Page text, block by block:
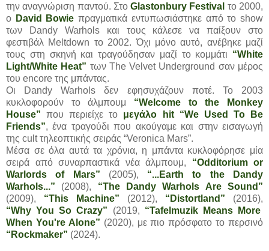
την αναγνώριση παντού. ΣτοGlastonbury Festival το 2000,
o David Bowie πραγματικά εντυπωσιάστηκε από το show
των Dandy Warhols και τους κάλεσε να παίξουν στο
φεστιβάλ Meltdown το 2002. Όχι μόνο αυτό, ανέβηκε μαζί
τους στη σκηνή και τραγούδησαν μαζί το κομμάτι “White
Light/White Heat” των The Velvet Underground σαν μέρος
του encore της μπάντας.
Οι Dandy Warhols δεν εφησυχάζουν ποτέ. Το 2003
κυκλοφορούν το άλμπουμ “Welcome to the Monkey
House” που περιείχε το μεγάλο hit “We Used To Be
Friends”, ένα τραγούδι που ακούγαμε και στην εισαγωγή
της cult τηλεοπτικής σειράς “Veronica Mars”.
Μέσα σε όλα αυτά τα χρόνια, η μπάντα κυκλοφόρησε μία
σειρά από συναρπαστικά νέα άλμπουμ, “Odditorium or
Warlords of Mars” (2005), “...Earth to the Dandy
Warhols...” (2008), “The Dandy Warhols Are Sound”
(2009), “This Machine” (2012), “Distortland” (2016),
“Why You So Crazy” (2019, “Tafelmuzik Means More
When You're Alone” (2020), με πιο πρόσφατο το περσινό
“Rockmaker” (2024).